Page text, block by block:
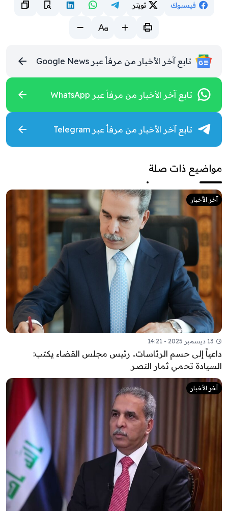
فيسبوك تويتر
تابع آخر الأخبار من مرفأ عبر Google News
تابع آخر الأخبار من مرفأ عبر WhatsApp
تابع آخر الأخبار من مرفأ عبر Telegram
مواضيع ذات صلة
آخر الأخبار
13 ديسمبر 2025 - 14:21
داعياً إلى حسم الرئاسات.. رئيس مجلس القضاء يكتب:
السيادة تحمي ثمار النصر
آخر الأخبار